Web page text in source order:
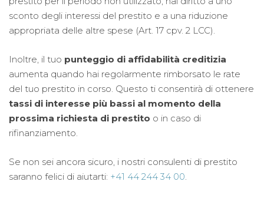
sconto degli interessi del prestito e a una riduzione
appropriata delle altre spese (Art. 17 cpv. 2 LCC).
Inoltre, il tuo punteggio di affidabilità creditizia
aumenta quando hai regolarmente rimborsato le rate
del tuo prestito in corso. Questo ti consentirà di ottenere
tassi di interesse più bassi al momento della
prossima richiesta di prestito o in caso di
rifinanziamento.
Se non sei ancora sicuro, i nostri consulenti di prestito
saranno felici di aiutarti: +41 44 244 34 00.